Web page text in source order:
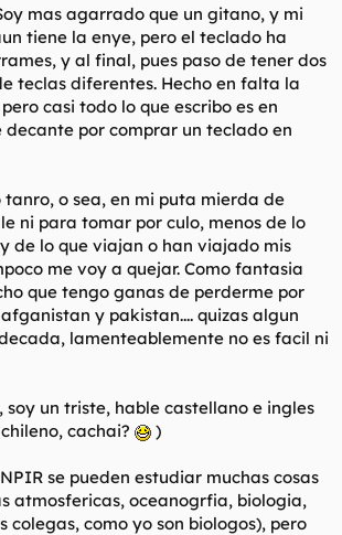
mas agarrado que un gitano, y mi
tiene la enye, pero el teclado ha
y al final, pues paso de tener dos
teclas diferentes. Hecho en falta la
casi todo lo que escribo es en
decante por comprar un teclado en
tanro, o sea, en mi puta mierda de
ni para tomar por culo, menos de lo
de lo que viajan o han viajado mis
me voy a quejar. Como fantasia
que tengo ganas de perderme por
y pakistan.... quizas algun
lamenteablemente no es facil ni
soy un triste, hable castellano e ingles
cachai?
)
se pueden estudiar muchas cosas
atmosfericas, oceanogrfia, biologia,
colegas, como yo son biologos), pero